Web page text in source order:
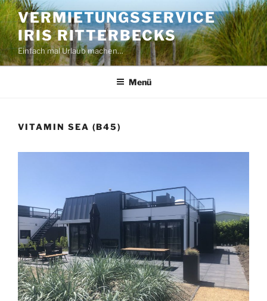
Zum
Inhalt
springen
VERMIETUNGSSERVICE
IRIS RITTERBECKS
Einfach mal Urlaub machen…
Menü
VITAMIN SEA (B45)